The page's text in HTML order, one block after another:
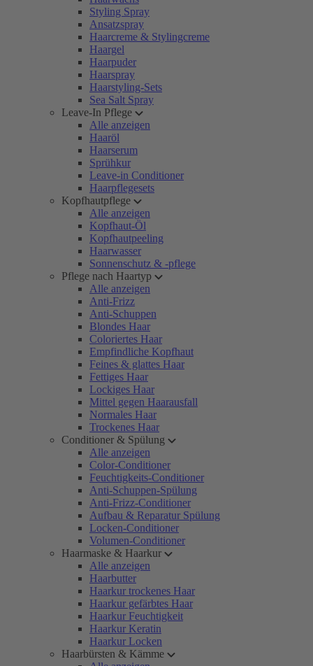
Styling Spray
Ansatzspray
Haarcreme & Stylingcreme
Haargel
Haarpuder
Haarspray
Haarstyling-Sets
Sea Salt Spray
Leave-In Pflege
Alle anzeigen
Haaröl
Haarserum
Sprühkur
Leave-in Conditioner
Haarpflegesets
Kopfhautpflege
Alle anzeigen
Kopfhaut-Öl
Kopfhautpeeling
Haarwasser
Sonnenschutz & -pflege
Pflege nach Haartyp
Alle anzeigen
Anti-Frizz
Anti-Schuppen
Blondes Haar
Coloriertes Haar
Empfindliche Kopfhaut
Feines & glattes Haar
Fettiges Haar
Lockiges Haar
Mittel gegen Haarausfall
Normales Haar
Trockenes Haar
Conditioner & Spülung
Alle anzeigen
Color-Conditioner
Feuchtigkeits-Conditioner
Anti-Schuppen-Spülung
Anti-Frizz-Conditioner
Aufbau & Reparatur Spülung
Locken-Conditioner
Volumen-Conditioner
Haarmaske & Haarkur
Alle anzeigen
Haarbutter
Haarkur trockenes Haar
Haarkur gefärbtes Haar
Haarkur Feuchtigkeit
Haarkur Keratin
Haarkur Locken
Haarbürsten & Kämme